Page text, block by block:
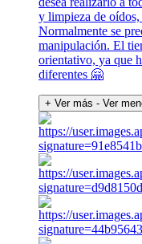
y limpieza de
Normalmente se
manipulación. El
orientativo, ya que
diferentes 🤗
+ Ver más - Ver